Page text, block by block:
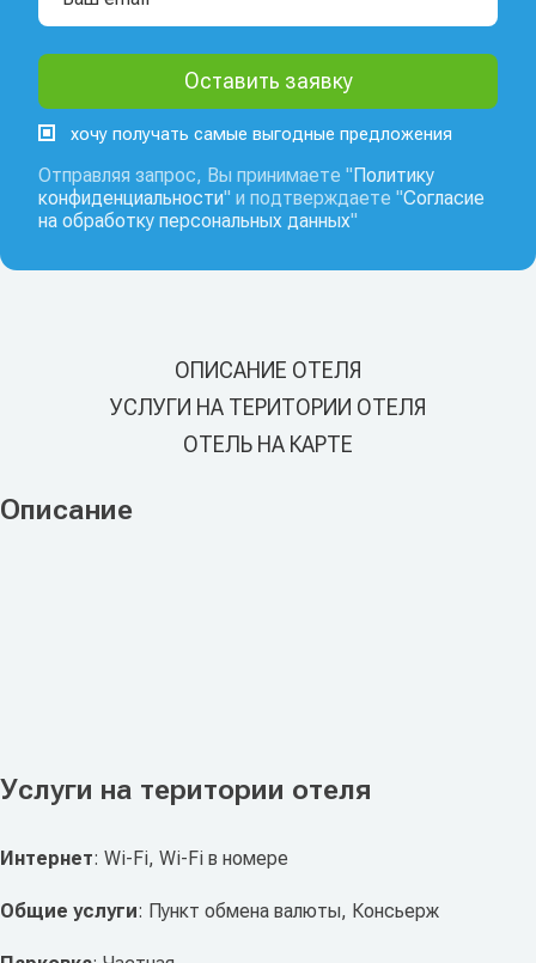
хочу получать самые выгодные предложения
Отправляя запрос, Вы принимаете "Политику
конфиденциальности" и подтверждаете "Согласие
на обработку персональных данных"
ОПИСАНИЕ ОТЕЛЯ
УСЛУГИ НА ТЕРИТОРИИ ОТЕЛЯ
ОТЕЛЬ НА КАРТЕ
Описание
Услуги на територии отеля
Интернет: Wi-Fi, Wi-Fi в номере
Общие услуги: Пункт обмена валюты, Консьерж